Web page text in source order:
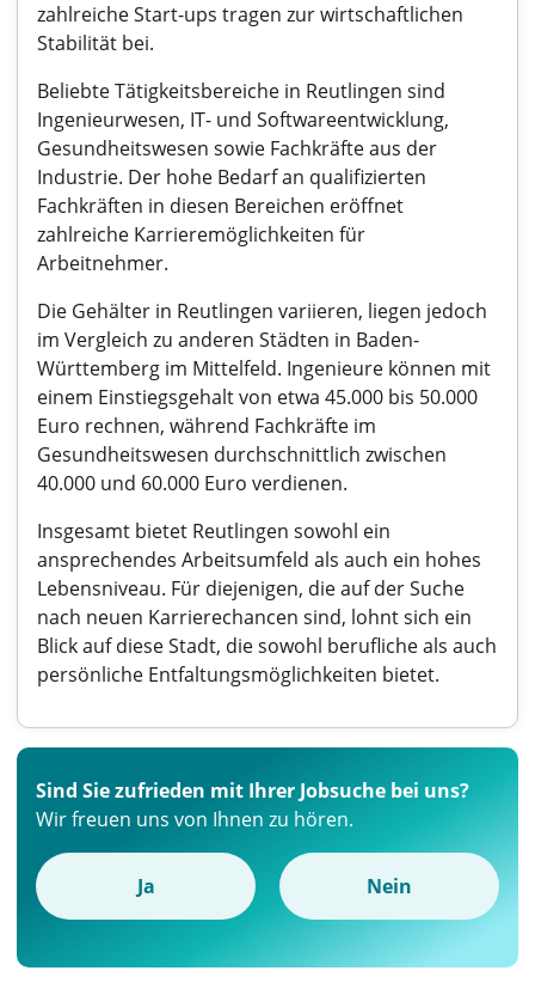
zahlreiche Start-ups tragen zur wirtschaftlichen
Stabilität bei.
Beliebte Tätigkeitsbereiche in Reutlingen sind
Ingenieurwesen, IT- und Softwareentwicklung,
Gesundheitswesen sowie Fachkräfte aus der
Industrie. Der hohe Bedarf an qualifizierten
Fachkräften in diesen Bereichen eröffnet
zahlreiche Karrieremöglichkeiten für
Arbeitnehmer.
Die Gehälter in Reutlingen variieren, liegen jedoch
im Vergleich zu anderen Städten in Baden-
Württemberg im Mittelfeld. Ingenieure können mit
einem Einstiegsgehalt von etwa 45.000 bis 50.000
Euro rechnen, während Fachkräfte im
Gesundheitswesen durchschnittlich zwischen
40.000 und 60.000 Euro verdienen.
Insgesamt bietet Reutlingen sowohl ein
ansprechendes Arbeitsumfeld als auch ein hohes
Lebensniveau. Für diejenigen, die auf der Suche
nach neuen Karrierechancen sind, lohnt sich ein
Blick auf diese Stadt, die sowohl berufliche als auch
persönliche Entfaltungsmöglichkeiten bietet.
Sind Sie zufrieden mit Ihrer Jobsuche bei uns?
Wir freuen uns von Ihnen zu hören.
Ja Nein